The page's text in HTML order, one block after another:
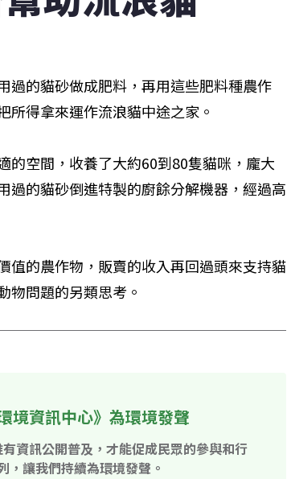
過的貓砂做成肥料，再用這些肥料種農作
得拿來運作流浪貓中途之家。
的空間，收養了大約60到80隻貓咪，龐大
過的貓砂倒進特製的廚餘分解機器，經過高
值的農作物，販賣的收入再回過頭來支持貓
物問題的另類思考。
境資訊中心》為環境發聲
資訊公開普及，才能促成民眾的參與和行
，讓我們持續為環境發聲。